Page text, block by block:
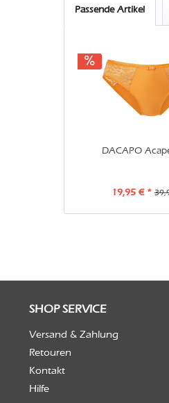
Passende Artikel
DACAPO
19,95 € *
SHOP SERVICE
Versand & Zahlung
Retouren
Kontakt
Hilfe